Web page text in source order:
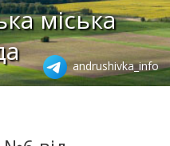
міська
andrushivka_info